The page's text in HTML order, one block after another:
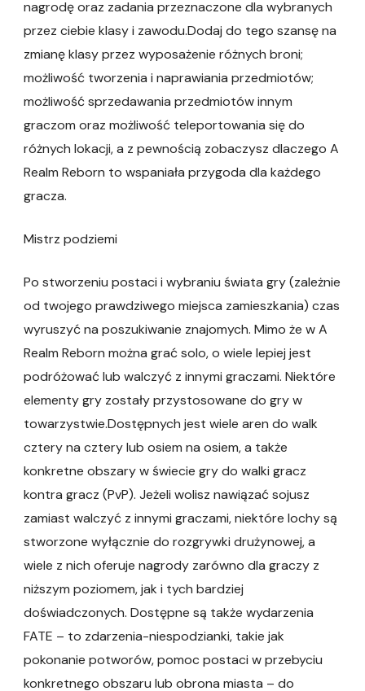
nagrodę oraz zadania przeznaczone dla wybranych
przez ciebie klasy i zawodu.Dodaj do tego szansę na
zmianę klasy przez wyposażenie różnych broni;
możliwość tworzenia i naprawiania przedmiotów;
możliwość sprzedawania przedmiotów innym
graczom oraz możliwość teleportowania się do
różnych lokacji, a z pewnością zobaczysz dlaczego A
Realm Reborn to wspaniała przygoda dla każdego
gracza.
Mistrz podziemi
Po stworzeniu postaci i wybraniu świata gry (zależnie
od twojego prawdziwego miejsca zamieszkania) czas
wyruszyć na poszukiwanie znajomych. Mimo że w A
Realm Reborn można grać solo, o wiele lepiej jest
podróżować lub walczyć z innymi graczami. Niektóre
elementy gry zostały przystosowane do gry w
towarzystwie.Dostępnych jest wiele aren do walk
cztery na cztery lub osiem na osiem, a także
konkretne obszary w świecie gry do walki gracz
kontra gracz (PvP). Jeżeli wolisz nawiązać sojusz
zamiast walczyć z innymi graczami, niektóre lochy są
stworzone wyłącznie do rozgrywki drużynowej, a
wiele z nich oferuje nagrody zarówno dla graczy z
niższym poziomem, jak i tych bardziej
doświadczonych. Dostępne są także wydarzenia
FATE – to zdarzenia-niespodzianki, takie jak
pokonanie potworów, pomoc postaci w przebyciu
konkretnego obszaru lub obrona miasta – do